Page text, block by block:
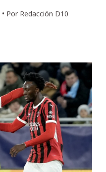
Por Redacción D10